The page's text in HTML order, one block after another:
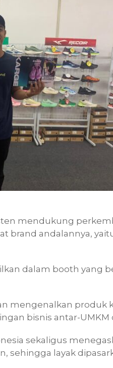
mendukung
brand andalannya,
dalam booth yang
mengenalkan produk
bisnis antar-UMKM
sekaligus
sehingga layak